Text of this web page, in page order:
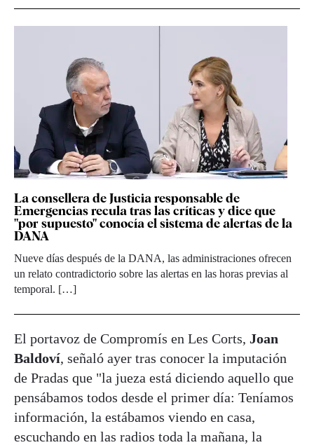
La consellera de Justicia responsable de
Emergencias recula tras las críticas y dice que
"por supuesto" conocía el sistema de alertas de la
DANA
Nueve días después de la DANA, las administraciones ofrecen
un relato contradictorio sobre las alertas en las horas previas al
temporal. […]
El portavoz de Compromís en Les Corts, Joan
Baldoví, señaló ayer tras conocer la imputación
de Pradas que "la jueza está diciendo aquello que
pensábamos todos desde el primer día: Teníamos
información, la estábamos viendo en casa,
escuchando en las radios toda la mañana, la